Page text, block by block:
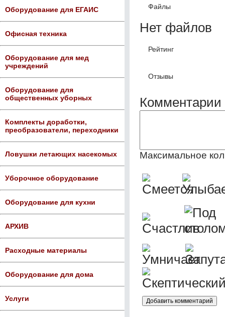
Оборудование для ЕГАИС
Офисная техника
Оборудование для мед
учреждений
Оборудование для
общественных уборных
Комплекты доработки,
преобразователи, переходники
Ловушки летающих насекомых
Уборочное оборудование
Оборудование для кухни
АРХИВ
Расходные материалы
Оборудование для дома
Услуги
Файлы
Нет файлов
Рейтинг
Отзывы
Комментарии
Максимальное